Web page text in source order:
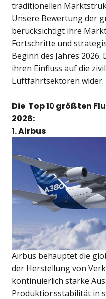
traditionellen
Unsere Bewertung der
berücksichtigt ihre
Fortschritte und
Beginn des Jahres
ihren Einfluss auf die
Luftfahrtsektoren wider.
Die Top 10 größten
2026:
1. Airbus
Airbus behauptet die
der Herstellung von
kontinuierlich starke
Produktionsstabilität in